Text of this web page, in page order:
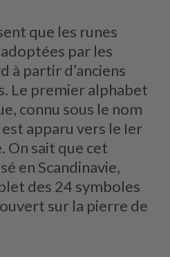
que les runes
par les
à partir d’anciens
Le premier alphabet
connu sous le nom
apparu vers le Ier
On sait que cet
en Scandinavie,
des 24 symboles
sur la pierre de